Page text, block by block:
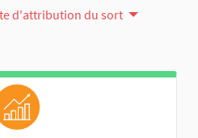
d'attribution du sort